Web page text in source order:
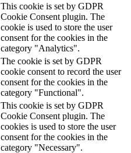
This cookie is set by GDPR
Cookie Consent plugin. The
cookie is used to store the user
consent for the cookies in the
category "Analytics".
The cookie is set by GDPR
cookie consent to record the user
consent for the cookies in the
category "Functional".
This cookie is set by GDPR
Cookie Consent plugin. The
cookies is used to store the user
consent for the cookies in the
category "Necessary".